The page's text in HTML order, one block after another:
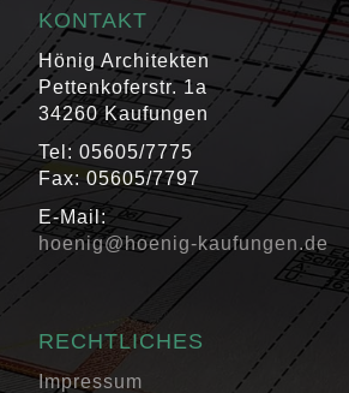
KONTAKT
Hönig Architekten
Pettenkoferstr. 1a
34260 Kaufungen
Tel: 05605/7775
Fax: 05605/7797
E-Mail:
hoenig@hoenig-kaufungen.de
RECHTLICHES
Impressum